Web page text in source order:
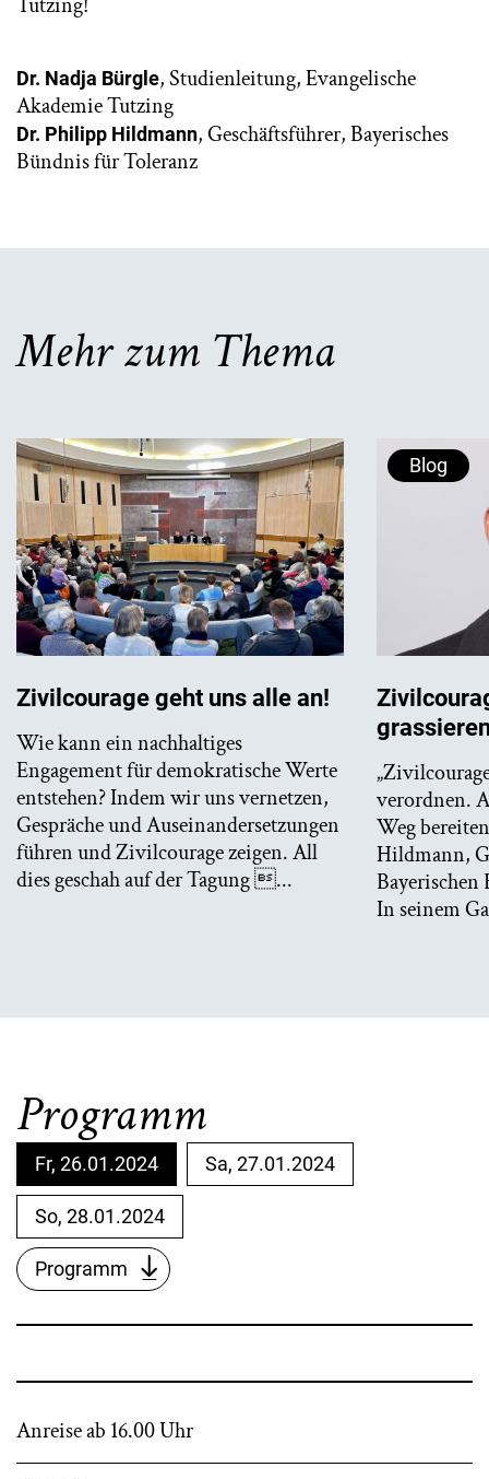
Dr. Nadja Bürgle, Studienleitung, Evangelische
Akademie Tutzing
Dr. Philipp Hildmann, Geschäftsführer, Bayerisches
Bündnis für Toleranz
Mehr zum Thema
Zivilcourage geht uns alle an!
Wie kann ein nachhaltiges
Engagement für demokratische Werte
entstehen? Indem wir uns vernetzen,
Gespräche und Auseinandersetzungen
führen und Zivilcourage zeigen. All
dies geschah auf der Tagung ...
Blog
verordnen.
Weg
Hildmann,
Bayerischen
In seinem
Programm
Fr, 26.01.2024 Sa, 27.01.2024
So, 28.01.2024
Programm
Anreise ab 16.00 Uhr